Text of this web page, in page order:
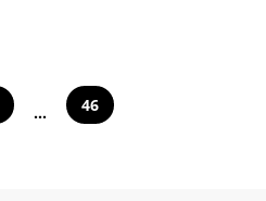
... 46